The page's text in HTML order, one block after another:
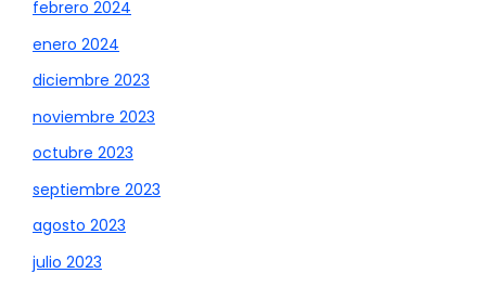
febrero 2024
enero 2024
diciembre 2023
noviembre 2023
octubre 2023
septiembre 2023
agosto 2023
julio 2023